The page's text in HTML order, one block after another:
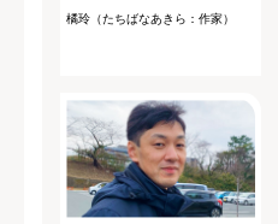
橘玲（たちばなあきら：作家）